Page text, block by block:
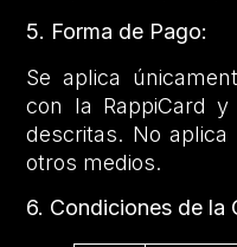
5. Forma de Pago:
Se aplica
con la RappiCard
descritas. No
otros medios.
6. Condiciones de la